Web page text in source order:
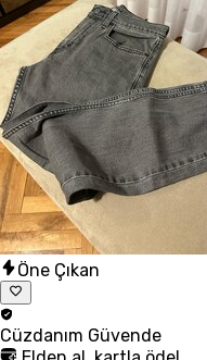
Öne Çıkan
Cüzdanım Güvende